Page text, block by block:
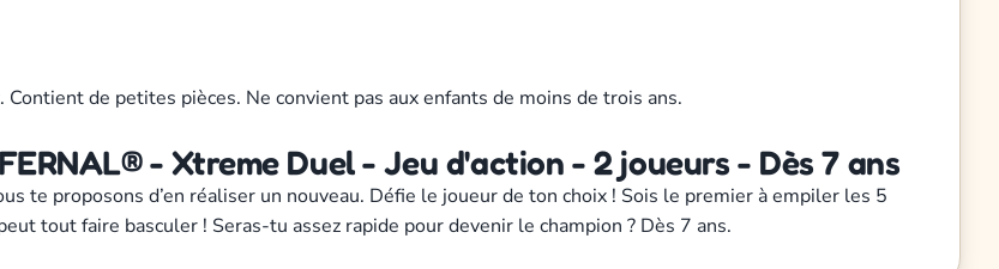
de petites pièces. Ne convient pas aux enfants de moins de trois ans.
- Xtreme Duel - Jeu d'action - 2 joueurs - Dès 7 ans
te proposons d’en réaliser un nouveau. Défie le joueur de ton choix ! Sois le premier à empiler les 5
tout faire basculer ! Seras-tu assez rapide pour devenir le champion ? Dès 7 ans.